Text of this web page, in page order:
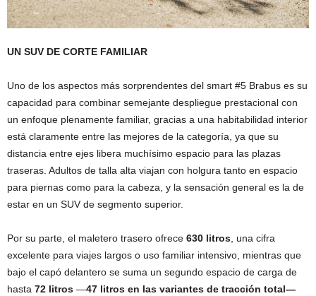
UN SUV DE CORTE FAMILIAR
Uno de los aspectos más sorprendentes del smart #5 Brabus es su
capacidad para combinar semejante despliegue prestacional con
un enfoque plenamente familiar, gracias a una habitabilidad interior
está claramente entre las mejores de la categoría, ya que su
distancia entre ejes libera muchísimo espacio para las plazas
traseras. Adultos de talla alta viajan con holgura tanto en espacio
para piernas como para la cabeza, y la sensación general es la de
estar en un SUV de segmento superior.
Por su parte, el maletero trasero ofrece 630 litros, una cifra
excelente para viajes largos o uso familiar intensivo, mientras que
bajo el capó delantero se suma un segundo espacio de carga de
hasta 72 litros —47 litros en las variantes de tracción total—